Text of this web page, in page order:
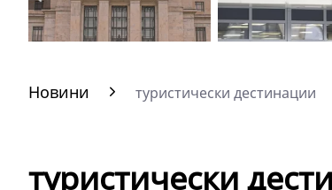
Новини туристически дестинации
туристически